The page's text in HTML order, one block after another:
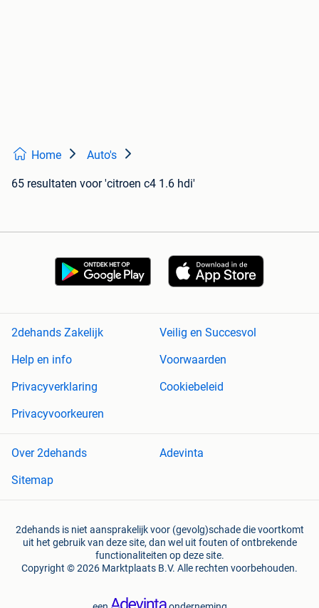
Home Auto's
65 resultaten voor 'citroen c4 1.6 hdi'
2dehands Zakelijk
Veilig en Succesvol
Help en info
Voorwaarden
Privacyverklaring
Cookiebeleid
Privacyvoorkeuren
Over 2dehands
Adevinta
Sitemap
2dehands is niet aansprakelijk voor (gevolg)schade die voortkomt
uit het gebruik van deze site, dan wel uit fouten of ontbrekende
functionaliteiten op deze site.
Copyright © 2026 Marktplaats B.V. Alle rechten voorbehouden.